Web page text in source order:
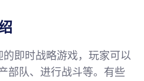
即时战略游戏，玩家可以
部队、进行战斗等。有些